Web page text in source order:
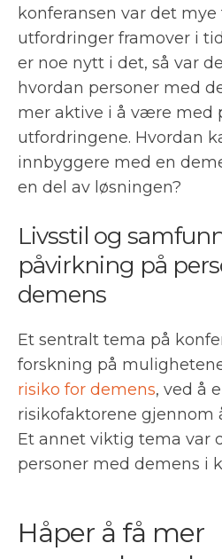
konferansen var det mye
utfordringer framover i
er noe nytt i det, så var
hvordan personer med
mer aktive i å være med
utfordringene. Hvordan
innbyggere med en
en del av løsningen?
Livsstil og
påvirkning på
demens
Et sentralt tema på
forskning på
risiko for demens, ved å
risikofaktorene gjennom
Et annet viktig tema var
personer med demens i
Håper å få mer